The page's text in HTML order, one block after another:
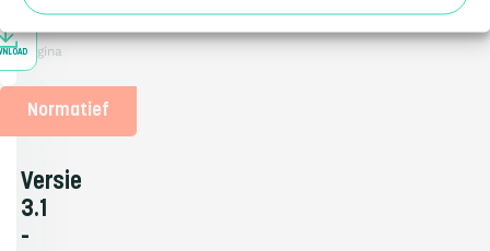
66.49
1
pagina
Normatief
Versie
3.1
-